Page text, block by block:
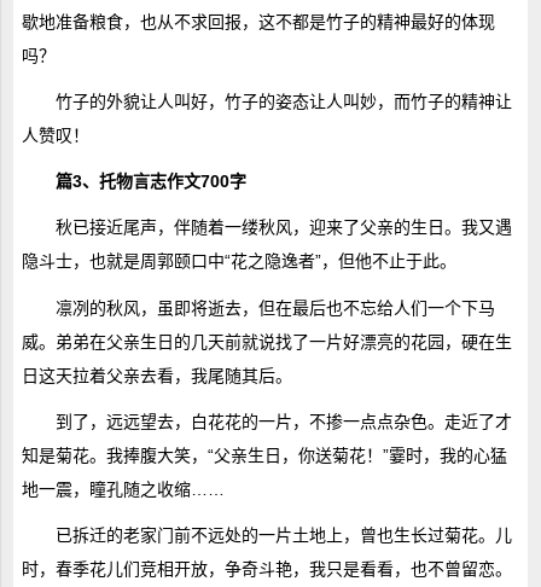
歇地准备粮食，也从不求回报，这不都是竹子的精神最好的体现
吗？
竹子的外貌让人叫好，竹子的姿态让人叫妙，而竹子的精神让
人赞叹！
篇3、托物言志作文700字
秋已接近尾声，伴随着一缕秋风，迎来了父亲的生日。我又遇
隐斗士，也就是周郭颐口中“花之隐逸者”，但他不止于此。
凛冽的秋风，虽即将逝去，但在最后也不忘给人们一个下马
威。弟弟在父亲生日的几天前就说找了一片好漂亮的花园，硬在生
日这天拉着父亲去看，我尾随其后。
到了，远远望去，白花花的一片，不掺一点点杂色。走近了才
知是菊花。我捧腹大笑，“父亲生日，你送菊花！”霎时，我的心猛
地一震，瞳孔随之收缩……
已拆迁的老家门前不远处的一片土地上，曾也生长过菊花。儿
时，春季花儿们竞相开放，争奇斗艳，我只是看看，也不曾留恋。